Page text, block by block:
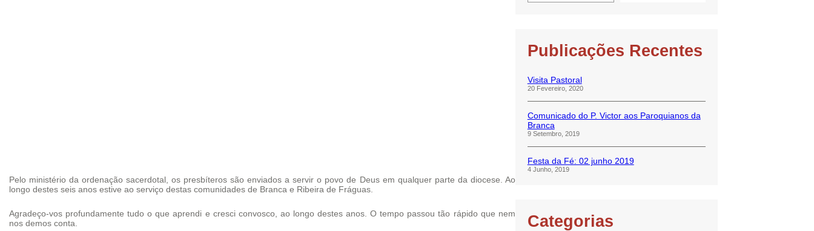
Pelo ministério da ordenação sacerdotal, os presbíteros são enviados a servir o povo de Deus em qualquer parte da diocese. Ao
longo destes seis anos estive ao serviço destas comunidades de Branca e Ribeira de Fráguas.
Agradeço-vos profundamente tudo o que aprendi e cresci convosco, ao longo destes anos. O tempo passou tão rápido que nem
nos demos conta.
Publicações Recentes
Visita Pastoral
20 Fevereiro, 2020
Comunicado do P. Victor aos Paroquianos da
Branca
9 Setembro, 2019
Festa da Fé: 02 junho 2019
4 Junho, 2019
Categorias